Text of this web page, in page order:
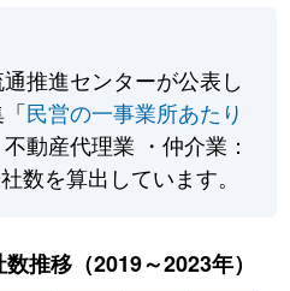
推進センターが公表し
民営の一事業所あたり
不動産代理業 ・仲介業：
数を算出しています。
推移（2019～2023年）